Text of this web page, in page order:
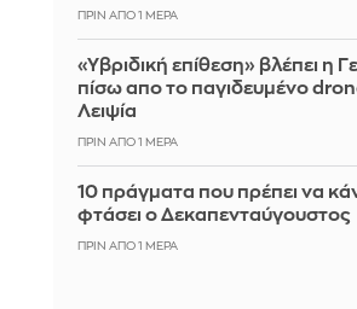
ΠΡΙΝ ΑΠΌ 1 ΜΈΡΑ
«Υβριδική επίθεση» βλέπει η
πίσω απο το παγιδευμένο
Λειψία
ΠΡΙΝ ΑΠΌ 1 ΜΈΡΑ
10 πράγματα που πρέπει να
φτάσει ο Δεκαπενταύγουστος
ΠΡΙΝ ΑΠΌ 1 ΜΈΡΑ